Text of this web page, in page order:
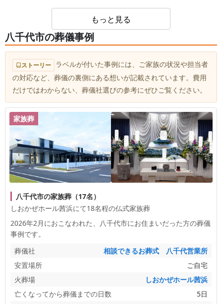
もっと見る
八千代市の葬儀事例
ストーリー ラベルが付いた事例には、ご家族の状況や担当者
の対応など、葬儀の裏側にある想いが記載されています。費用
だけではわからない、葬儀社選びの参考にぜひご覧ください。
家族葬
八千代市の家族葬（17名）
しおかぜホール茜浜にて18名程の仏式家族葬
2026年2月におこなわれた、
八千代市にお住まいだった方の葬儀
事例です。
葬儀社
相談できるお葬式 八千代営業所
安置場所
ご自宅
火葬場
しおかぜホール茜浜
亡くなってから葬儀までの日数
5日